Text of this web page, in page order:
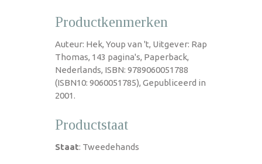
Productkenmerken
Auteur: Hek, Youp van 't, Uitgever: Rap
Thomas, 143 pagina's, Paperback,
Nederlands, ISBN: 9789060051788
(ISBN10: 9060051785), Gepubliceerd in
2001.
Productstaat
Staat: Tweedehands